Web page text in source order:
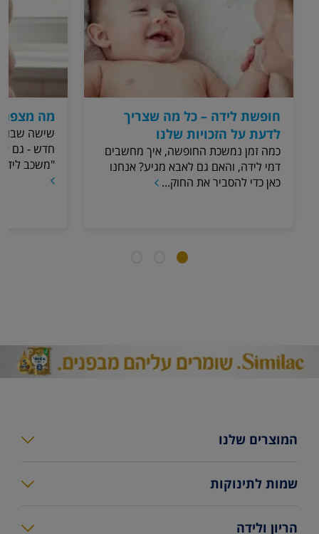
חופשת לידה – כל מה שצריך
לדעת על הזכויות שלנו
כמה זמן נמשכת החופשה, איך מחשבים
דמי לידה, והאם גם לאבא מגיע? אנחנו
כאן כדי להסביר את החוק...
מה מצפה
שישה
חדש - גם
"משכב
המוצרים שלנו
שמות לתינוקות
הריון ולידה